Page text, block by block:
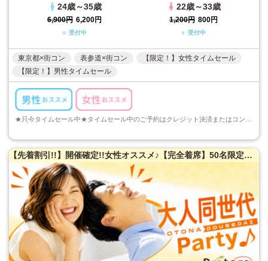
24歳～35歳
6,900円 6,200円
○ 受付中
22歳～33歳
1,200円 800円
○ 受付中
東京都×街コン 表参道×街コン
【限定！】女性タイムセール
【限定！】男性タイムセール
【先着割引!!】開催確定!!女性オススメ♪【完全着席】50名限定★大人同世代恋活パーティー♪